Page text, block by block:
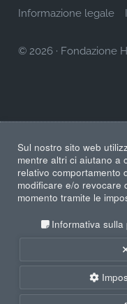
Informazione legale
© 2026 · Fondazione
Sul nostro sito web
mentre altri ci aiutano a
relativo comportamento
modificare e/o revocare
momento tramite le
Informativa sulla